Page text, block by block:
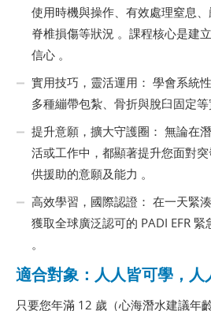
使用時機與操作、有效處理窒息
脊椎損傷等狀況 。課程核心是建
信心 。
實用技巧，靈活運用： 學會系統
多種繃帶包紮、骨折與脫臼固定等
提升意願，擴大守護圈： 無論在
活或工作中，都顯著提升您面對
供援助的意願及能力 。
高效學習，國際認證： 在一天緊
獲取全球廣泛認可的 PADI EFR
。
適合對象：人人皆可學，人
只要您年滿 12 歲（心海潛水建議年